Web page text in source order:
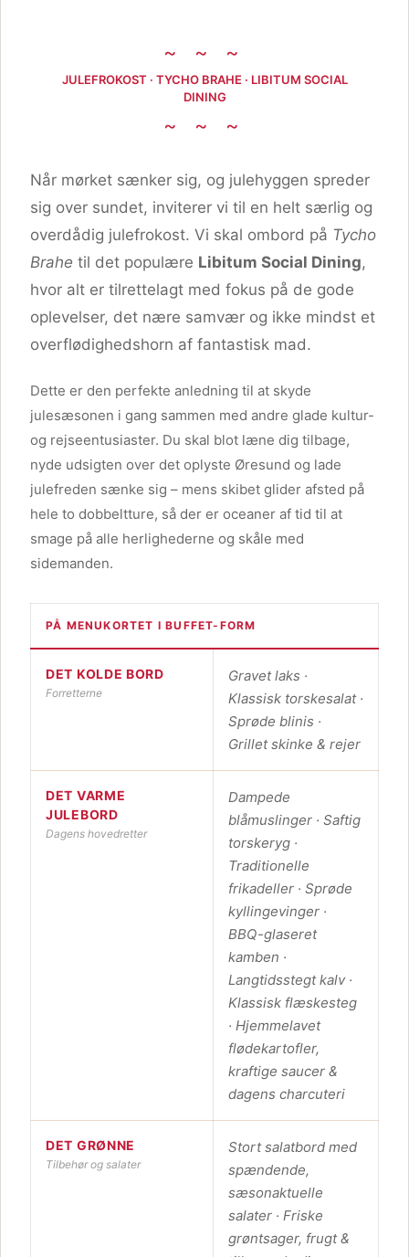
~ ~ ~
JULEFROKOST · TYCHO BRAHE · LIBITUM SOCIAL
DINING
~ ~ ~
Når mørket sænker sig, og julehyggen spreder
sig over sundet, inviterer vi til en helt særlig og
overdådig julefrokost. Vi skal ombord på Tycho
Brahe til det populære Libitum Social Dining,
hvor alt er tilrettelagt med fokus på de gode
oplevelser, det nære samvær og ikke mindst et
overflødighedshorn af fantastisk mad.
Dette er den perfekte anledning til at skyde
julesæsonen i gang sammen med andre glade kultur-
og rejseentusiaster. Du skal blot læne dig tilbage,
nyde udsigten over det oplyste Øresund og lade
julefreden sænke sig – mens skibet glider afsted på
hele to dobbeltture, så der er oceaner af tid til at
smage på alle herlighederne og skåle med
sidemanden.
PÅ MENUKORTET I BUFFET-FORM
DET KOLDE BORD
Forretterne
Gravet laks ·
Klassisk torskesalat ·
Sprøde blinis ·
Grillet skinke & rejer
DET VARME
JULEBORD
Dagens hovedretter
Dampede
blåmuslinger · Saftig
torskeryg ·
Traditionelle
frikadeller · Sprøde
kyllingevinger ·
BBQ-glaseret
kamben ·
Langtidsstegt kalv ·
Klassisk flæskesteg
· Hjemmelavet
flødekartofler,
kraftige saucer &
dagens charcuteri
DET GRØNNE
Tilbehør og salater
Stort salatbord med
spændende,
sæsonaktuelle
salater · Friske
grøntsager, frugt &